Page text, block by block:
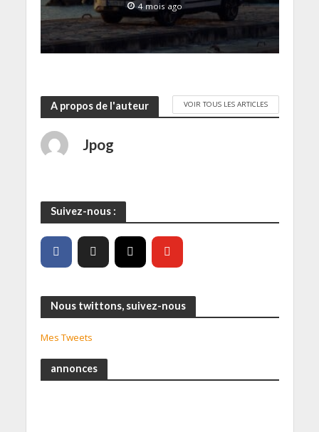
ê
r
e
)
4 mois ago
A propos de l'auteur VOIR TOUS LES ARTICLES
Jpog
Suivez-nous :
Nous twittons, suivez-nous
Mes Tweets
annonces